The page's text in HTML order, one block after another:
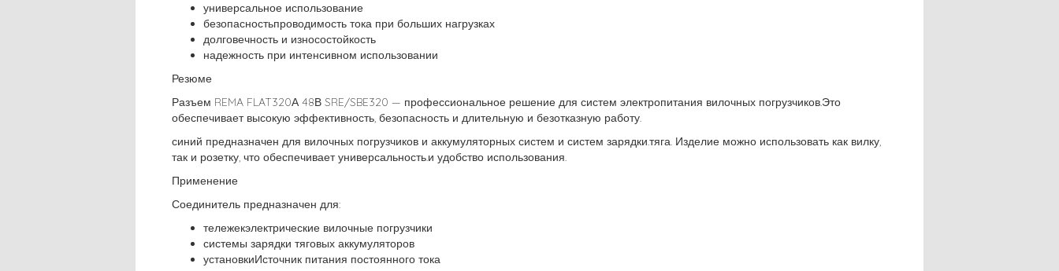
универсальное использование
безопасностьпроводимость тока при больших нагрузках
долговечность и износостойкость
надежность при интенсивном использовании
Резюме
Разъем REMA FLAT320А 48В SRE/SBE320 — профессиональное решение для систем электропитания вилочных погрузчиков.Это
обеспечивает высокую эффективность, безопасность и длительную и безотказную работу.
синий предназначен для вилочных погрузчиков и аккумуляторных систем и систем зарядки.тяга. Изделие можно использовать как вилку,
так и розетку, что обеспечивает универсальность.и удобство использования.
Применение
Соединитель предназначен для:
тележекэлектрические вилочные погрузчики
системы зарядки тяговых аккумуляторов
установкиИсточник питания постоянного тока